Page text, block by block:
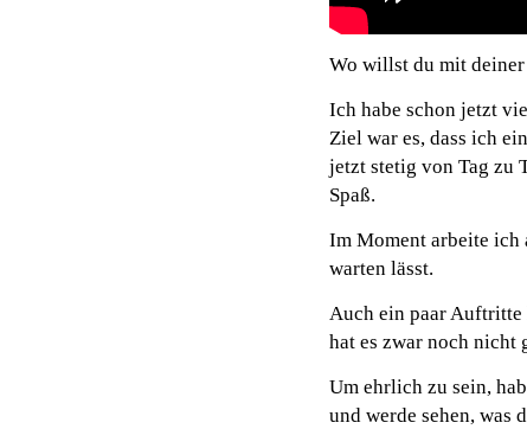
Wo willst du mit
Ich habe schon jetzt
Ziel war es, dass ich
jetzt stetig von Tag zu
Spaß.
Im Moment arbeite ich
warten lässt.
Auch ein paar Auftritte
hat es zwar noch nicht
Um ehrlich zu sein,
und werde sehen, was